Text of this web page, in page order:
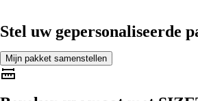
Stel uw gepersonaliseerde
Mijn pakket samenstellen